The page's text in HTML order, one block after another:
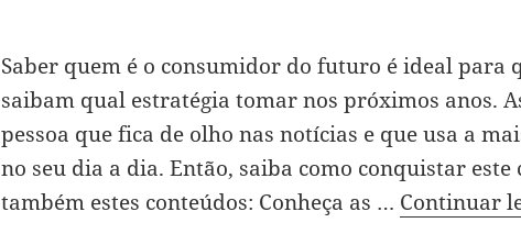
Saber quem é o consumidor do futuro é ideal para
saibam qual estratégia tomar nos próximos anos.
pessoa que fica de olho nas notícias e que usa a
no seu dia a dia. Então, saiba como conquistar este
também estes conteúdos: Conheça as … Continuar